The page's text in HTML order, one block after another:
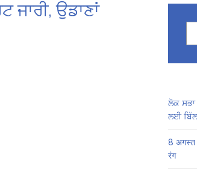
ਜਾਰੀ, ਉਡਾਣਾਂ
ਲੋਕ ਸਭਾ
ਲਈ
8 अगस्त
रंग